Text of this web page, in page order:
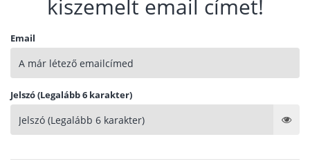
kiszemelt email címet!
Email
Jelszó (Legalább 6 karakter)